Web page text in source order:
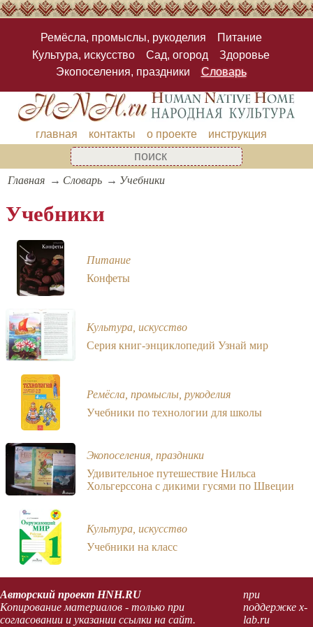
Ремёсла, промыслы, рукоделия
Питание
Культура, искусство
Сад, огород
Здоровье
Экопоселения, праздники
Словарь
главная контакты о проекте инструкция
Главная Словарь Учебники
Учебники
Питание
Конфеты
Культура, искусство
Серия книг-энциклопедий Узнай мир
Ремёсла, промыслы, рукоделия
Учебники по технологии для школы
Экопоселения, праздники
Удивительное путешествие Нильса
Хольгерссона с дикими гусями по Швеции
Культура, искусство
Учебники на класс
Авторский проект HNH.RU
Копирование материалов - только при
согласовании и указании ссылки на сайт.
при
поддержке x-
lab.ru